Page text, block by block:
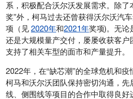
系，积极配合沃尔沃发展需求。除了
奖”外，柯马过去还曾获得沃尔沃汽
项（见 2020年和2021年奖项)。无论
还是大规模量产交付，屡屡收获客户
支持了相关车型的面市和产量提升。
2022年，在“缺芯潮”的全球危机和疫
柯马和沃尔沃团队保持密切沟通，先
线、侧围线等项目的合作中取得良好